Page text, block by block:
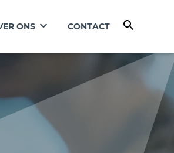
ONS CONTACT